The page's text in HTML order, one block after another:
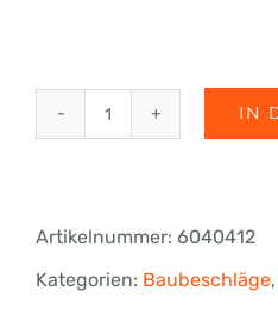
Holzzargenkegel
IN
Artikelnummer: 6040412
Kategorien: Baubeschläge,